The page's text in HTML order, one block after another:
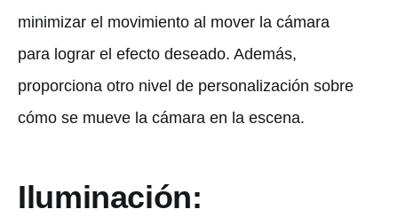
minimizar el movimiento al mover la cámara
para lograr el efecto deseado. Además,
proporciona otro nivel de personalización sobre
cómo se mueve la cámara en la escena.
Iluminación: